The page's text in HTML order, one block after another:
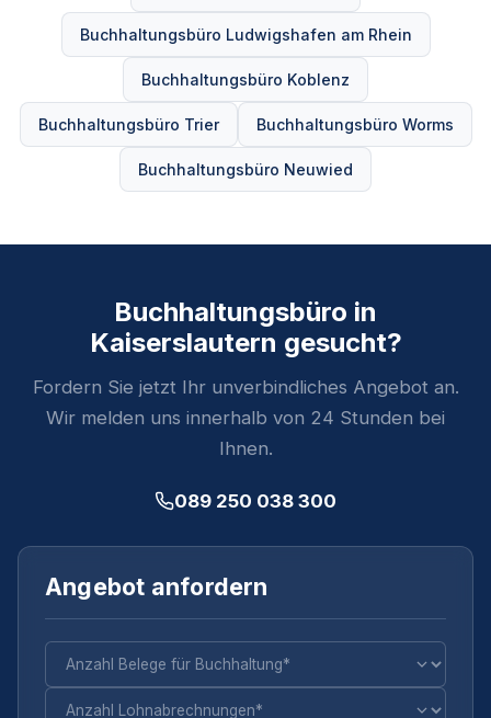
Buchhaltungsbüro Ludwigshafen am Rhein
Buchhaltungsbüro Koblenz
Buchhaltungsbüro Trier Buchhaltungsbüro Worms
Buchhaltungsbüro Neuwied
Buchhaltungsbüro in
Kaiserslautern gesucht?
Fordern Sie jetzt Ihr unverbindliches Angebot an.
Wir melden uns innerhalb von 24 Stunden bei
Ihnen.
089 250 038 300
Angebot anfordern